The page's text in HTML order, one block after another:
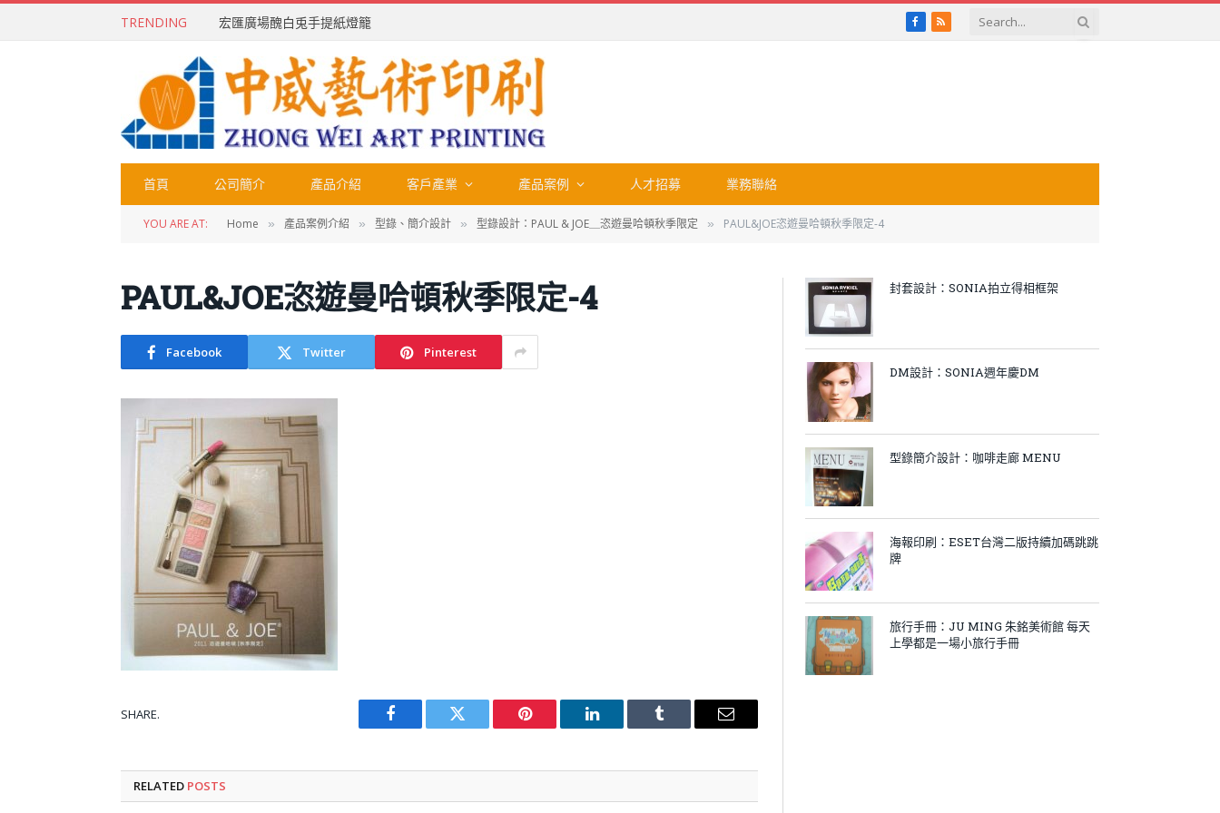
TRENDING 宏匯廣場醜白兎手提紙燈籠 Facebook
RSS
首頁 公司簡介 產品介紹 客戶產業 產品案例 人才招募 業務聯絡
YOU ARE AT: Home » 產品案例介紹 » 型錄、簡介設計 » 型錄設計：PAUL & JOE＿恣遊曼哈頓秋季限定 » PAUL&JOE恣遊曼哈頓秋季限定-4
PAUL&JOE恣遊曼哈頓秋季限定-4
Facebook Twitter Pinterest
SHARE.
Facebook Twitter Pinterest LinkedIn Tumblr Email
RELATED POSTS
封套設計：SONIA拍立得相框架
DM設計：SONIA週年慶DM
型錄簡介設計：咖啡走廊 MENU
海報印刷：ESET台灣二版持續加碼跳跳
牌
旅行手冊：JU MING 朱銘美術館 每天
上學都是一場小旅行手冊